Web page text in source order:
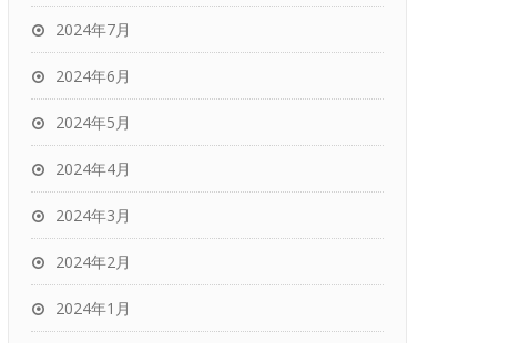
2024年7月
2024年6月
2024年5月
2024年4月
2024年3月
2024年2月
2024年1月